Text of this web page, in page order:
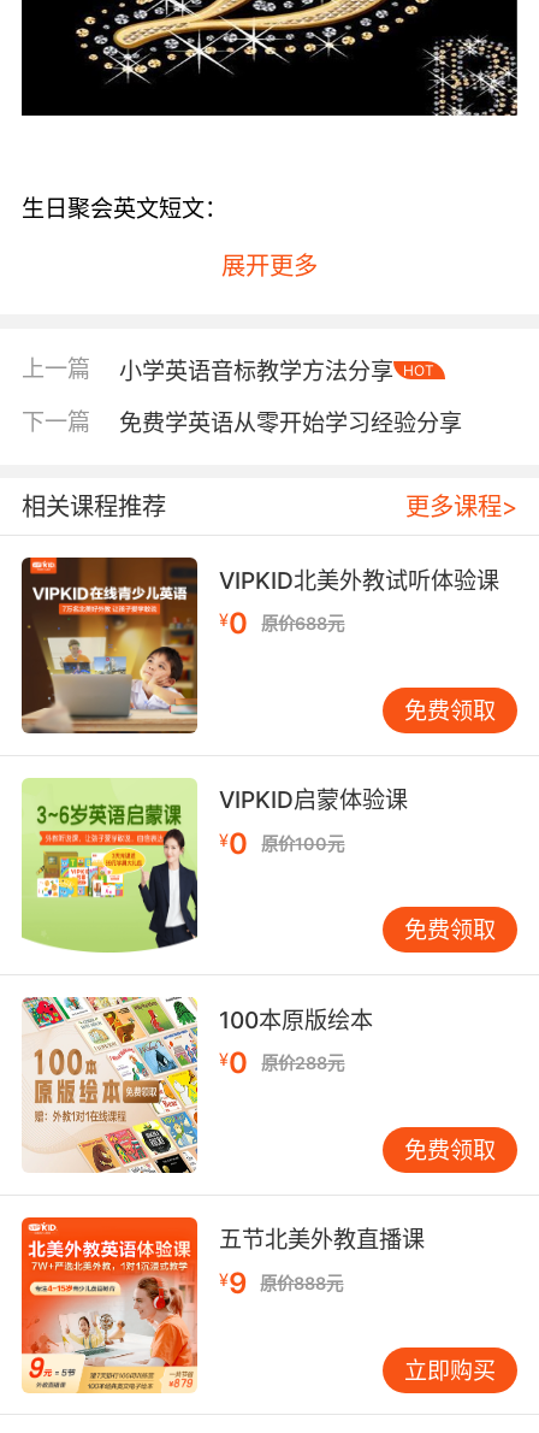
生日聚会英文短文：
It is Lucy’s birthday today（今天是Lucy的生
presents（我们带给她乐很多生日礼物），Lucy
liked them very much（Lucy很喜欢这些礼
物）。There was a big birthday cake with
都坐在周围）。After Lucy made a wish（Lucy
许完生日愿望之后）, she blew the candles
out（她切了蛋糕）。At the party（在聚会上）,
I performed Chinese kung fu（我表演了中国功
夫）, Ellen danced to disco and Susan sang
an English song（Ellen跳了一曲迪斯科、Sunan
唱了一首英文歌），We had a wonderful
time（我们玩的很开心）！
生日聚会英文对话：
Mary：Happy birthday! This is for you,
Brian（玛丽：生日快乐，这是给你的礼物）。
Brian：I’m so happy you remembered. Please
come in. Everyone is here. I’m sure you’ll have
a good time（布莱恩：很高兴你能记得我的生
日，快进来吧、大家都在，相信你肯定会玩的很
开心的）。
Mary：Brian, may I have the pleasure to have
a dance with you（玛丽：我可以有幸和你跳一
支舞吗）？
Brian：OK（布莱恩：好的呀）。
Mary：This is a really wonderful party（玛
丽：这真是一个不错的派对）。
Brian：Yes. You are always popular with
展开更多
上一篇 小学英语音标教学方法分享 HOT
下一篇 免费学英语从零开始学习经验分享
相关课程推荐 更多课程>
VIPKID北美外教试听体验课
¥0 原价688元
免费领取
VIPKID启蒙体验课
¥0 原价100元
免费领取
100本原版绘本
¥0 原价288元
免费领取
五节北美外教直播课
¥9 原价888元
立即购买